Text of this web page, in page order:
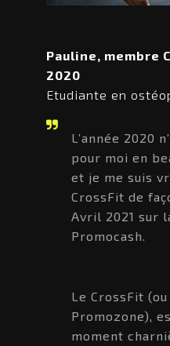
Pauline, membre
2020
Etudiante en
L’année 2020
pour moi en
et je me suis
CrossFit de
Avril 2021 sur
Promocash.
Le CrossFit
Promozone),
moment